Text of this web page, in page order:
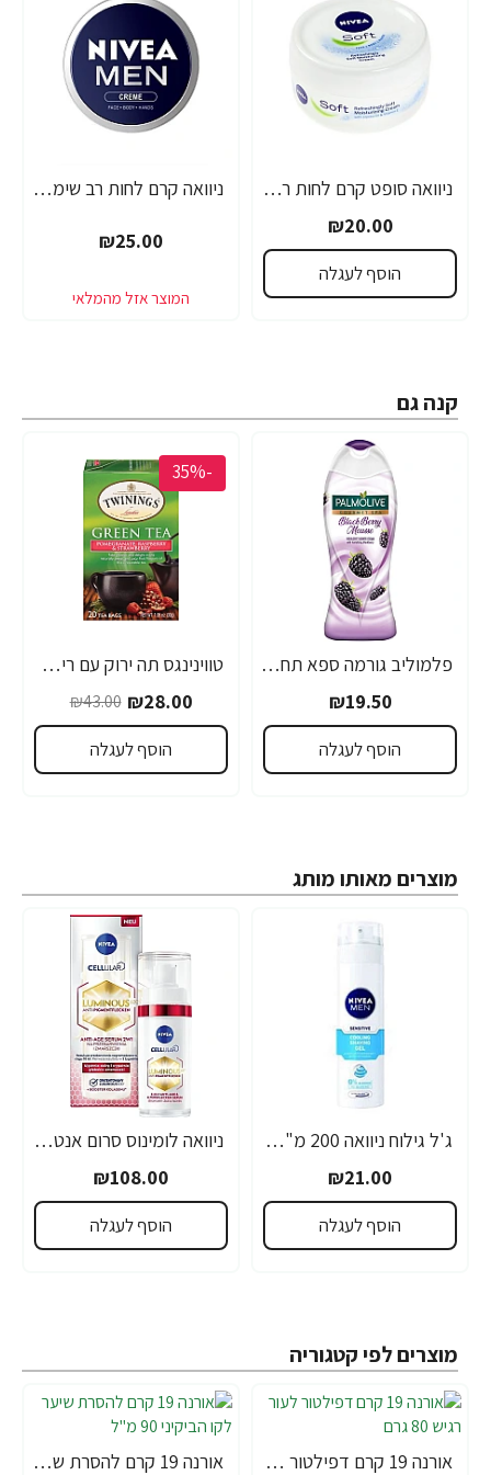
ניוואה סופט קרם לחות רב שימושי 200 מ"ל - מבית NIVEA
₪20.00
הוסף לעגלה
ניוואה קרם לחות רב שימושי לגבר 75 מ"ל - מבית NIVEA
₪25.00
קנה גם
פלמוליב גורמה ספא תחליב רחצה בניחוח פטל 500 מ"ל - מבית Palmolive
₪19.50
הוסף לעגלה
-35%
טווינינגס תה ירוק עם רימון פטל ותות 20 שקיות - מבית Twinings
₪28.00
₪43.00
הוסף לעגלה
מוצרים מאותו מותג
ג'ל גילוח ניוואה 200 מ"ל- מבית NIVEA
₪21.00
הוסף לעגלה
ניוואה לומינוס סרום אנטי אייג'ינג לטיפול בכתמים כהים 30 מ"ל - מבית NIVEA
₪108.00
הוסף לעגלה
מוצרים לפי קטגוריה
אורנה 19 קרם דפילטור לעור רגיש 80 גרם אורנה 19 קרם להסרת שיער לקו הביקיני 90 מ"ל